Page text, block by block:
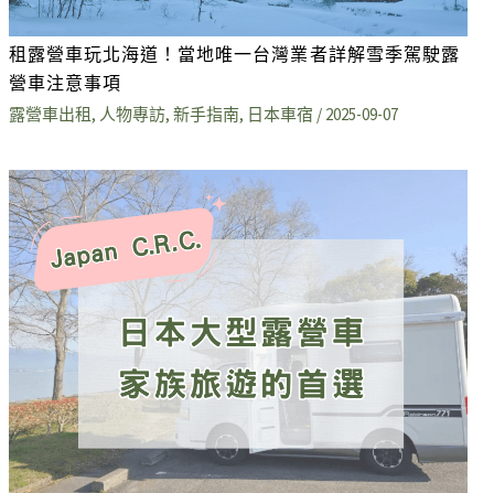
租露營車玩北海道！當地唯一台灣業者詳解雪季駕駛露
營車注意事項
露營車出租, 人物專訪, 新手指南, 日本車宿 / 2025-09-07